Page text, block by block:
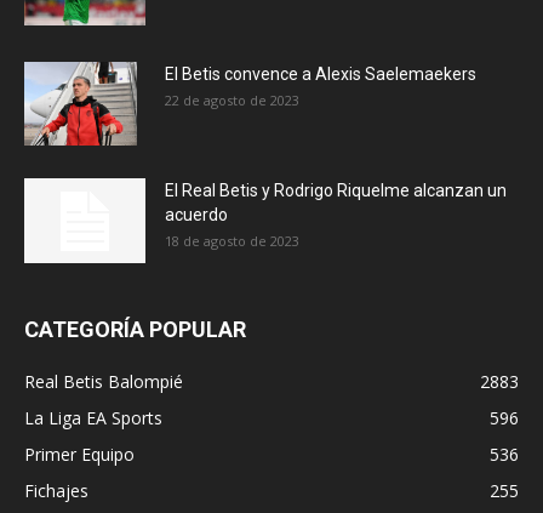
El Betis convence a Alexis Saelemaekers
22 de agosto de 2023
El Real Betis y Rodrigo Riquelme alcanzan un
acuerdo
18 de agosto de 2023
CATEGORÍA POPULAR
Real Betis Balompié
2883
La Liga EA Sports
596
Primer Equipo
536
Fichajes
255